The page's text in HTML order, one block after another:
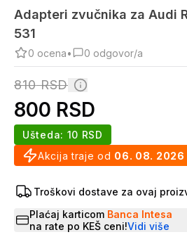
Adapteri zvučnika za Audi
531
0 ocena• 0 odgovor/a
810RSD
800 RSD
Akcija traje od 06. 08. 2026
Ušteda: 10 RSD
Troškovi dostave za ovaj
Plaćaj karticom Banca Intesa
na rate po KEŠ ceni!Vidi više